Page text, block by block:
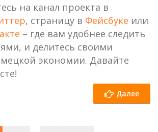
на канал проекта в
, страницу в Фейсбуке или
– где вам удобнее следить
и делитесь своими
экономии. Давайте
Далее